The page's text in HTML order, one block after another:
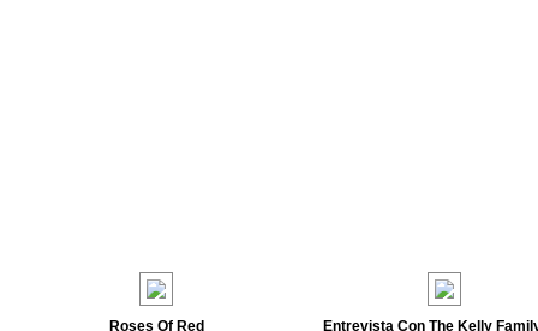
Roses Of Red
Entrevista Con The Kelly